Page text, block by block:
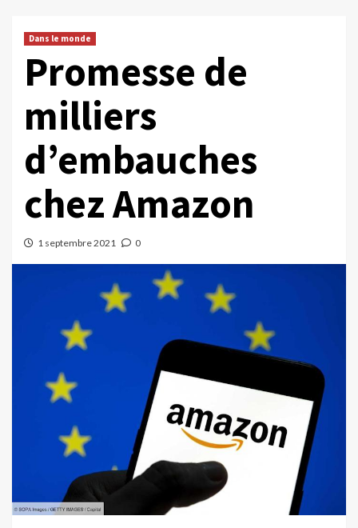
Dans le monde
Promesse de
milliers
d’embauches
chez Amazon
1 septembre 2021 0